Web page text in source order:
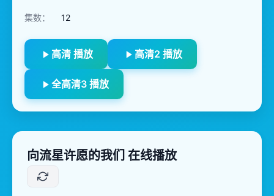
集数： 12
高清 播放 高清2 播放
全高清3 播放
向流星许愿的我们 在线播放